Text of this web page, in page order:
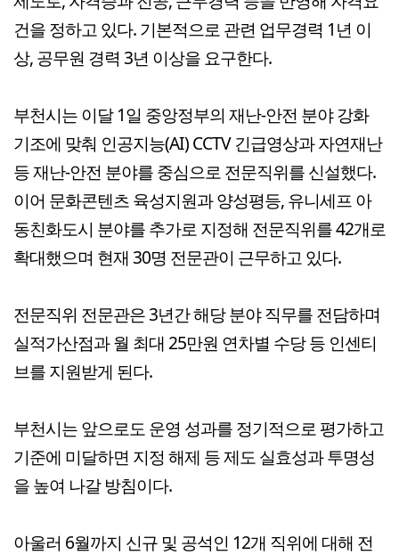
건을 정하고 있다. 기본적으로 관련 업무경력 1년 이
상, 공무원 경력 3년 이상을 요구한다.
부천시는 이달 1일 중앙정부의 재난-안전 분야 강화
기조에 맞춰 인공지능(AI) CCTV 긴급영상과 자연재난
등 재난-안전 분야를 중심으로 전문직위를 신설했다.
이어 문화콘텐츠 육성지원과 양성평등, 유니세프 아
동친화도시 분야를 추가로 지정해 전문직위를 42개로
확대했으며 현재 30명 전문관이 근무하고 있다.
전문직위 전문관은 3년간 해당 분야 직무를 전담하며
실적가산점과 월 최대 25만원 연차별 수당 등 인센티
브를 지원받게 된다.
부천시는 앞으로도 운영 성과를 정기적으로 평가하고
기준에 미달하면 지정 해제 등 제도 실효성과 투명성
을 높여 나갈 방침이다.
아울러 6월까지 신규 및 공석인 12개 직위에 대해 전